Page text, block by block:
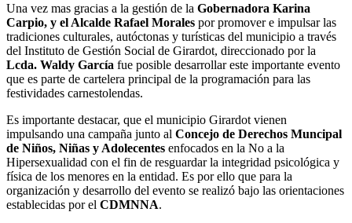
Una vez mas gracias a la gestión de la Gobernadora Karina
Carpio, y el Alcalde Rafael Morales por promover e impulsar las
tradiciones culturales, autóctonas y turísticas del municipio a través
del Instituto de Gestión Social de Girardot, direccionado por la
Lcda. Waldy García fue posible desarrollar este importante evento
que es parte de cartelera principal de la programación para las
festividades carnestolendas.
Es importante destacar, que el municipio Girardot vienen
impulsando una campaña junto al Concejo de Derechos Muncipal
de Niños, Niñas y Adolecentes enfocados en la No a la
Hipersexualidad con el fin de resguardar la integridad psicológica y
física de los menores en la entidad. Es por ello que para la
organización y desarrollo del evento se realizó bajo las orientaciones
establecidas por el CDMNNA.